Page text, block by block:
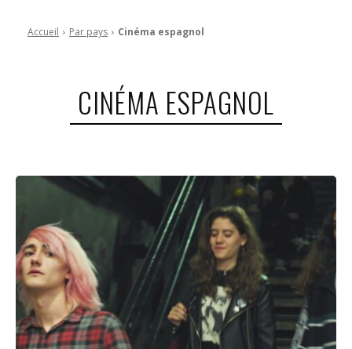
Accueil Par pays Cinéma espagnol
CINÉMA ESPAGNOL